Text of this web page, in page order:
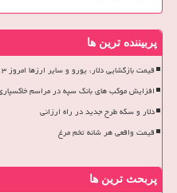
پربیننده ترین ها
قیمت بازگشایی دلار، یورو و سایر ارزها امروز ۱۳ خرداد ۱۴۰۵ بهمراه جدول
افزایش موکب های بانک سپه در مراسم خاکسپاری
دلار و سکه طرح جدید در راه ارزانی
قیمت واقعی هر شانه تخم مرغ
پربحث ترین ها